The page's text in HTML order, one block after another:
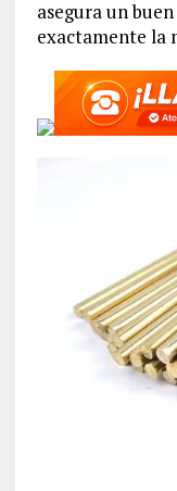
asegura un
exactamente la